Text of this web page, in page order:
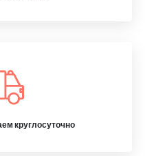
круглосуточно